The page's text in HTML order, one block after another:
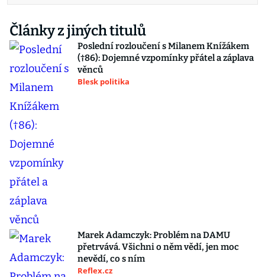
Články z jiných titulů
Poslední rozloučení s Milanem Knížákem
(†86): Dojemné vzpomínky přátel a záplava
věnců
Blesk politika
Marek Adamczyk: Problém na DAMU
přetrvává. Všichni o něm vědí, jen moc
nevědí, co s ním
Reflex.cz